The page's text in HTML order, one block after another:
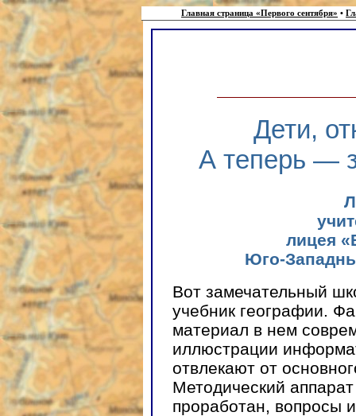
Главная страница «Первого сентября» •
Дети,
А теперь —
лицея
Юго-
Вот замечательный
учебник географии.
материал в нем
иллюстрации
отвлекают от
Методический
проработан, вопросы